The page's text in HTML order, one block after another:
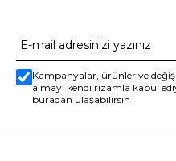
Kampanyalar, ürünler ve
almayı kendi rızamla kabul
buradan ulaşabilirsin